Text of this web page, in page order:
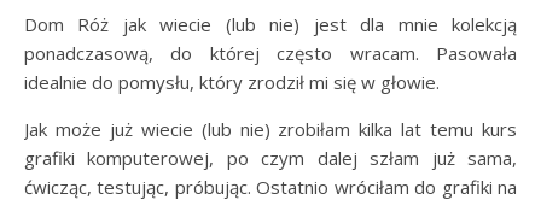
Dom Róż jak wiecie (lub nie) jest dla mnie kolekcją
ponadczasową, do której często wracam. Pasowała
idealnie do pomysłu, który zrodził mi się w głowie.
Jak może już wiecie (lub nie) zrobiłam kilka lat temu kurs
grafiki komputerowej, po czym dalej szłam już sama,
ćwicząc, testując, próbując. Ostatnio wróciłam do grafiki na